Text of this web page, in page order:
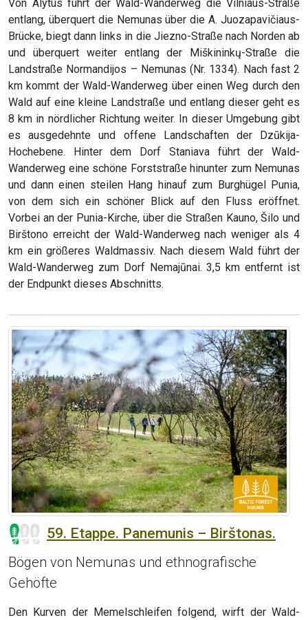
Von Alytus führt der Wald-Wanderweg die Vilniaus-Straße
entlang, überquert die Nemunas über die A. Juozapavičiaus-
Brücke, biegt dann links in die Jiezno-Straße nach Norden ab
und überquert weiter entlang der Miškininkų-Straße die
Landstraße Normandijos – Nemunas (Nr. 1334). Nach fast 2
km kommt der Wald-Wanderweg über einen Weg durch den
Wald auf eine kleine Landstraße und entlang dieser geht es
8 km in nördlicher Richtung weiter. In dieser Umgebung gibt
es ausgedehnte und offene Landschaften der Dzūkija-
Hochebene. Hinter dem Dorf Staniava führt der Wald-
Wanderweg eine schöne Forststraße hinunter zum Nemunas
und dann einen steilen Hang hinauf zum Burghügel Punia,
von dem sich ein schöner Blick auf den Fluss eröffnet.
Vorbei an der Punia-Kirche, über die Straßen Kauno, Šilo und
Birštono erreicht der Wald-Wanderweg nach weniger als 4
km ein größeres Waldmassiv. Nach diesem Wald führt der
Wald-Wanderweg zum Dorf Nemajūnai. 3,5 km entfernt ist
der Endpunkt dieses Abschnitts.
59. Etappe. Panemunis – Birštonas.
Bögen von Nemunas und ethnografische
Gehöfte
Den Kurven der Memelschleifen folgend, wirft der Wald-